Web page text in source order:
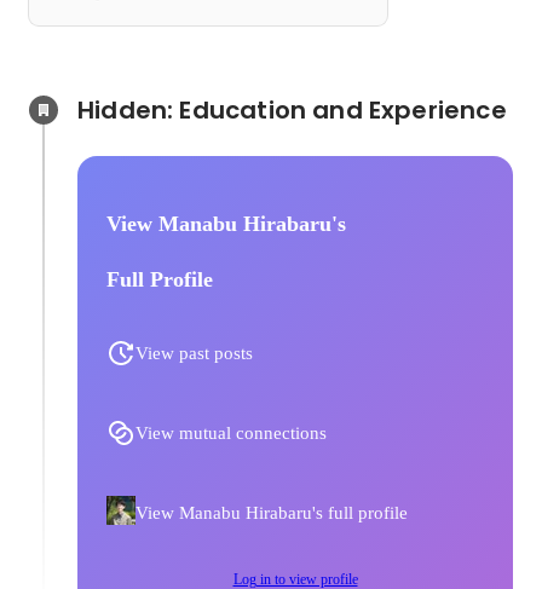
View Manabu Hirabaru's
Full Profile
View past posts
View mutual connections
View Manabu Hirabaru's full profile
Log in to view profile